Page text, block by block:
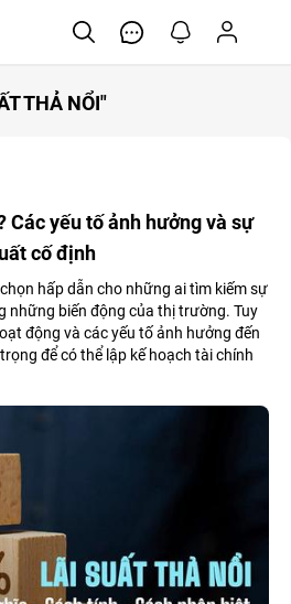
THẢ NỔI"
Các yếu tố ảnh hưởng và sự
cố định
hấp dẫn cho những ai tìm kiếm sự
những biến động của thị trường. Tuy
động và các yếu tố ảnh hưởng đến
để có thể lập kế hoạch tài chính